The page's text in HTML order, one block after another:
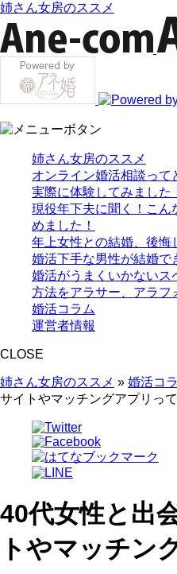
姉さん女房のススメ
姉さん女房のススメ
オンライン婚活相談っ
実際に体験してみました
現役年下夫に聞く！こん
めました！
年上女性との結婚、後悔
婚活下手な男性が結婚で
婚活がうまくいかないス
方法をアラサー、アラフ
婚活コラム
運営者情報
CLOSE
姉さん女房のススメ » 婚活コ
サイトやマッチングアプリっ
40代女性と出
トやマッチン